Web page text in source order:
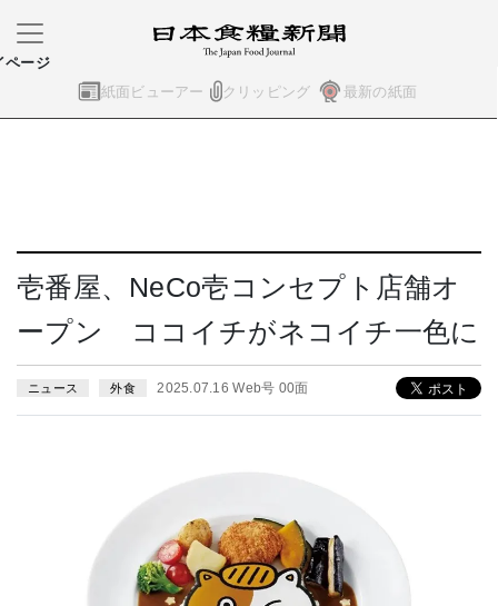
紙面ビューアー クリッピング 最新の紙面
ページ
壱番屋、NeCo壱コンセプト店舗オ
ープン ココイチがネコイチ一色に
ニュース 外食 2025.07.16 Web号 00面